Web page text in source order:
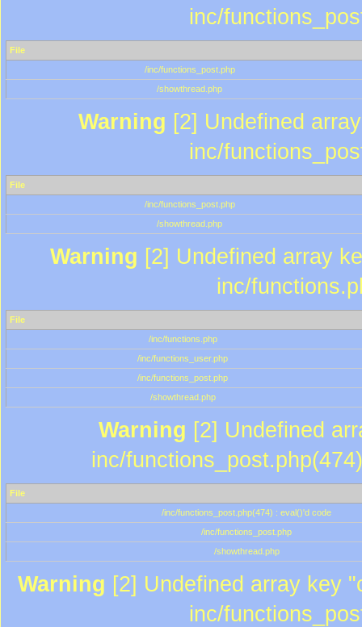
inc/
File
/inc/functions_post.php
/showthread.php
Warning [2] Undefined
inc/
File
/inc/functions_post.php
/showthread.php
Warning [2] Undefined array
inc/
File
/inc/functions.php
/inc/functions_user.php
/inc/functions_post.php
/showthread.php
Warning [2] Undefined
inc/
File
/inc/functions_post.php(474) : eval()'d code
/inc/functions_post.php
/showthread.php
Warning [2] Undefined array key
inc/